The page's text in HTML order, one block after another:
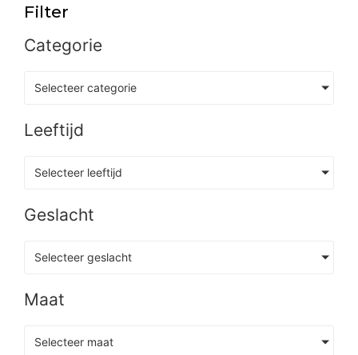
Filter
Categorie
Selecteer categorie
Leeftijd
Selecteer leeftijd
Geslacht
Selecteer geslacht
Maat
Selecteer maat